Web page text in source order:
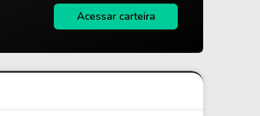
Acessar carteira